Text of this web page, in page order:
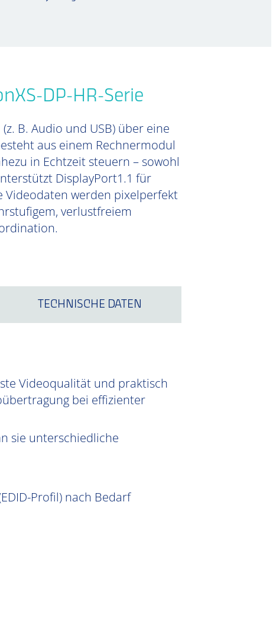
DP-HR-Serie
B. Audio und USB) über eine
aus einem Rechnermodul
in Echtzeit steuern – sowohl
DisplayPort1.1 für
Videodaten werden pixelperfekt
verlustfreiem
TECHNISCHE DATEN
Videoqualität und praktisch
bei effizienter
sie unterschiedliche
Profil) nach Bedarf